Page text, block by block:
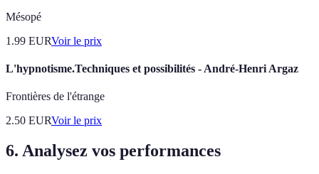
Mésopé
1.99 EURVoir le prix
L'hypnotisme.Techniques et possibilités - André-Henri Argaz
Frontières de l'étrange
2.50 EURVoir le prix
6. Analysez vos performances